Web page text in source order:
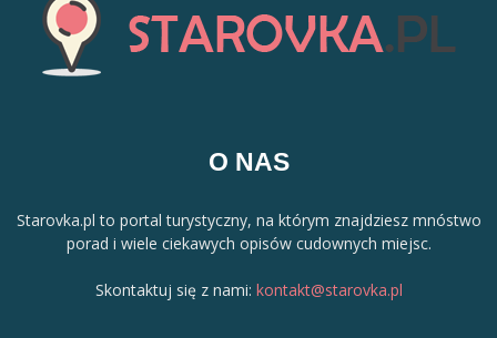
O NAS
Starovka.pl to portal turystyczny, na którym znajdziesz mnóstwo
porad i wiele ciekawych opisów cudownych miejsc.
Skontaktuj się z nami: kontakt@starovka.pl